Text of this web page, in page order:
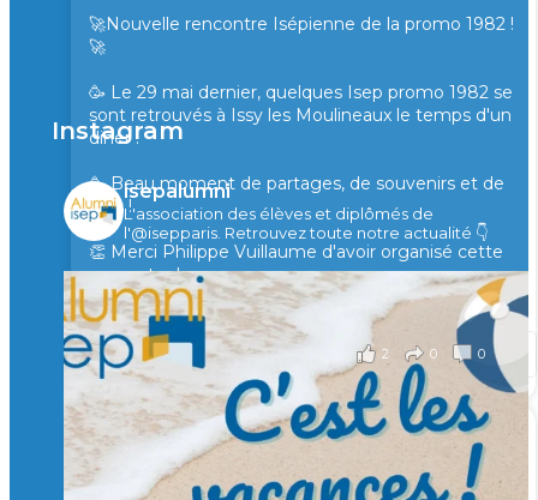
🚀Nouvelle rencontre Isépienne de la promo 1982 !
🚀
🥳 Le 29 mai dernier, quelques Isep promo 1982 se
sont retrouvés à Issy les Moulineaux le temps d'un
diner !
🥳 Beau moment de partages, de souvenirs et de
rires !
👏 Merci Philippe Vuillaume d'avoir organisé cette
rencontre !
il y a 2 mois
2 0 0
Voir sur Facebook · Partager
🙏 Soutenez l’Isep via la taxe d’apprentissage 2026
et contribuons ensemble à former les générations
d’ingénieurs de demain. 🙏
Instagram
isepalumni
L'association des élèves et diplômés de
l'@isepparis. Retrouvez toute notre actualité 👇